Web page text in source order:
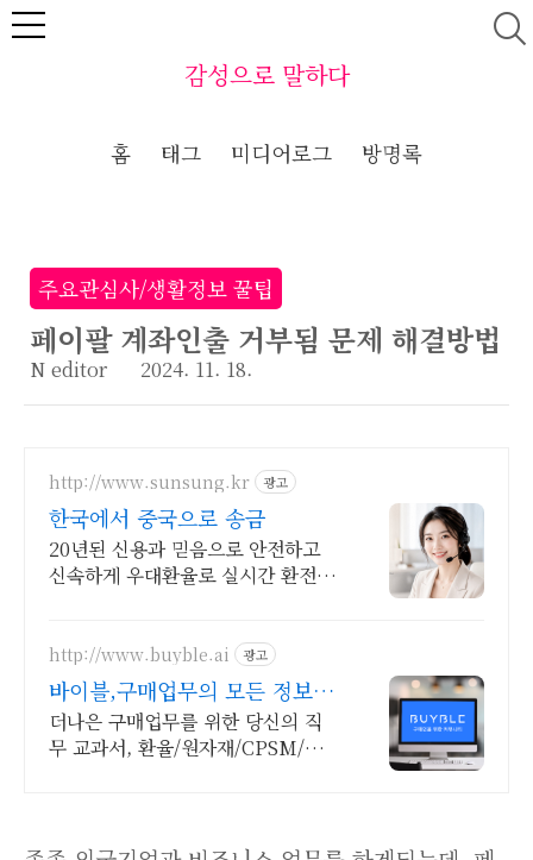
본문 바로가기
감성으로 말하다
홈 태그 미디어로그 방명록
주요관심사/생활정보 꿀팁
페이팔 계좌인출 거부됨 문제 해결방법
N editor 2024. 11. 18.
http://www.sunsung.kr 광고
한국에서 중국으로 송금
20년된 신용과 믿음으로 안전하고
신속하게 우대환율로 실시간 환전해
http://www.buyble.ai 광고
바이블,구매업무의 모든 정보
구매업무를 더 가능하게
더나은 구매업무를 위한 당신의 직
무 교과서, 환율/원자재/CPSM/현